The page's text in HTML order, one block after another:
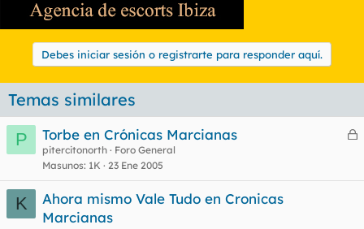
Debes iniciar sesión o registrarte para responder aquí.
Temas similares
P
C
r
Torbe en Crónicas Marcianas
pitercitonorth
Foro General
Masunos 1K 23 Ene 2005
K
Ahora mismo Vale Tudo en Cronicas
Marcianas